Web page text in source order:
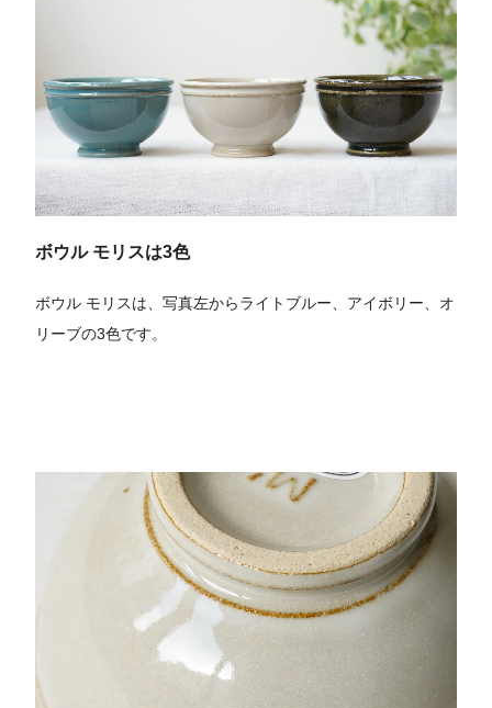
ボウル モリスは3色
ボウル モリスは、写真左からライトブルー、アイボリー、オ
リーブの3色です。